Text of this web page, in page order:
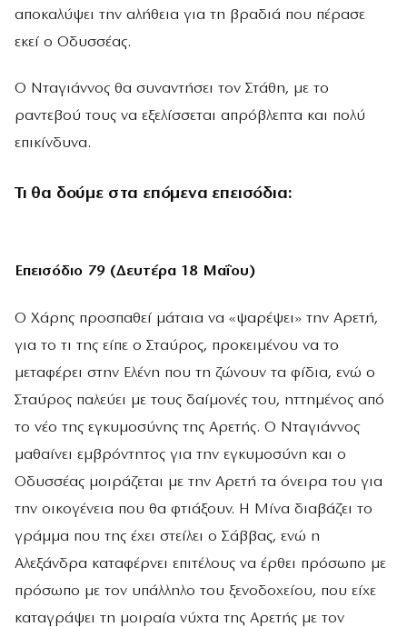
αποκαλύψει την αλήθεια για τη βραδιά που πέρασε
εκεί ο Οδυσσέας.
Ο Νταγιάννος θα συναντήσει τον Στάθη, με το
ραντεβού τους να εξελίσσεται απρόβλεπτα και πολύ
επικίνδυνα.
Τι θα δούμε στα επόμενα επεισόδια:
Επεισόδιο 79 (Δευτέρα 18 Μαΐου)
Ο Χάρης προσπαθεί μάταια να «ψαρέψει» την Αρετή,
για το τι της είπε ο Σταύρος, προκειμένου να το
μεταφέρει στην Ελένη που τη ζώνουν τα φίδια, ενώ ο
Σταύρος παλεύει με τους δαίμονές του, ηττημένος από
το νέο της εγκυμοσύνης της Αρετής. Ο Νταγιάννος
μαθαίνει εμβρόντητος για την εγκυμοσύνη και ο
Οδυσσέας μοιράζεται με την Αρετή τα όνειρα του για
την οικογένεια που θα φτιάξουν. Η Μίνα διαβάζει το
γράμμα που της έχει στείλει ο Σάββας, ενώ η
Αλεξάνδρα καταφέρνει επιτέλους να έρθει πρόσωπο με
πρόσωπο με τον υπάλληλο του ξενοδοχείου, που είχε
καταγράψει τη μοιραία νύχτα της Αρετής με τον